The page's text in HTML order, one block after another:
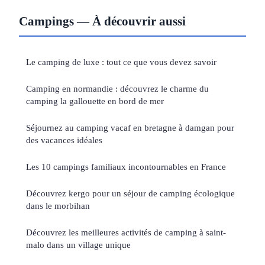
Campings — À découvrir aussi
Le camping de luxe : tout ce que vous devez savoir
Camping en normandie : découvrez le charme du
camping la gallouette en bord de mer
Séjournez au camping vacaf en bretagne à damgan pour
des vacances idéales
Les 10 campings familiaux incontournables en France
Découvrez kergo pour un séjour de camping écologique
dans le morbihan
Découvrez les meilleures activités de camping à saint-
malo dans un village unique